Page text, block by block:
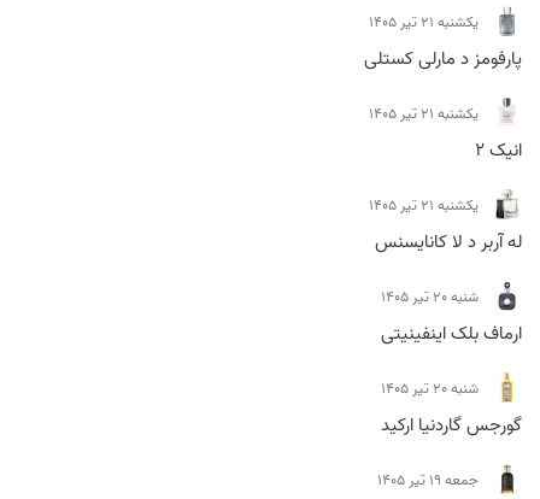
يكشنبه 21 تیر 1405
پارفومز د مارلی کستلی
يكشنبه 21 تیر 1405
انیک 2
يكشنبه 21 تیر 1405
له آربر د لا کانایسنس
شنبه 20 تیر 1405
ارماف بلک اینفینیتی
شنبه 20 تیر 1405
گورجس گاردنیا ارکید
جمعه 19 تیر 1405